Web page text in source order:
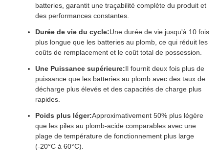
batteries, garantit une traçabilité complète du produit et
des performances constantes.
Durée de vie du cycle:Une durée de vie jusqu'à 10 fois
plus longue que les batteries au plomb, ce qui réduit les
coûts de remplacement et le coût total de possession.
Une Puissance supérieure:Il fournit deux fois plus de
puissance que les batteries au plomb avec des taux de
décharge plus élevés et des capacités de charge plus
rapides.
Poids plus léger:Approximativement 50% plus légère
que les piles au plomb-acide comparables avec une
plage de température de fonctionnement plus large
(-20°C à 60°C).